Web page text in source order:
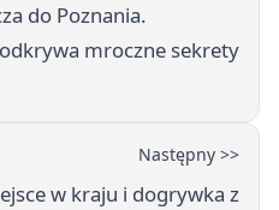
do Poznania.
mroczne sekrety
Następny >>
w kraju i dogrywka z